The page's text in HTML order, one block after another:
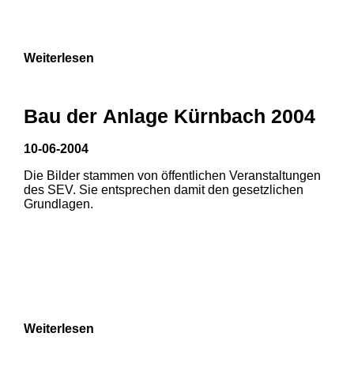
1 2 3
Weiterlesen
Bau der Anlage Kürnbach 2004
10-06-2004
Die Bilder stammen von öffentlichen Veranstaltungen
des SEV. Sie entsprechen damit den gesetzlichen
Grundlagen.
Weiterlesen